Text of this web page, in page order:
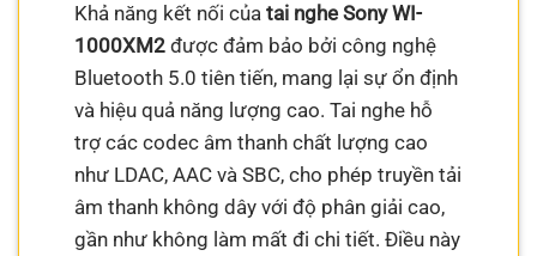
Khả năng kết nối củatai nghe Sony WI-
1000XM2 được đảm bảo bởi công nghệ
Bluetooth 5.0 tiên tiến, mang lại sự ổn định
và hiệu quả năng lượng cao. Tai nghe hỗ
trợ các codec âm thanh chất lượng cao
như LDAC, AAC và SBC, cho phép truyền tải
âm thanh không dây với độ phân giải cao,
gần như không làm mất đi chi tiết. Điều này